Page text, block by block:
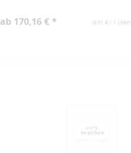
(8,51 € / 1 Liter)
ab 170,16 € *